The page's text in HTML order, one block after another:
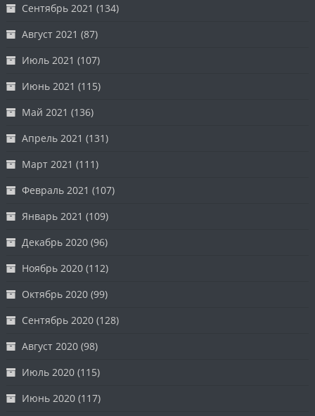
Сентябрь 2021 (134)
Август 2021 (87)
Июль 2021 (107)
Июнь 2021 (115)
Май 2021 (136)
Апрель 2021 (131)
Март 2021 (111)
Февраль 2021 (107)
Январь 2021 (109)
Декабрь 2020 (96)
Ноябрь 2020 (112)
Октябрь 2020 (99)
Сентябрь 2020 (128)
Август 2020 (98)
Июль 2020 (115)
Июнь 2020 (117)